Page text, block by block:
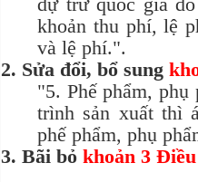
khoản thu phí, lệ
và lệ phí.".
2. Sửa đổi, bổ sung
"5. Phế phẩm,
trình sản xuất thì
phế phẩm, phụ
3. Bãi bỏ khoản 3